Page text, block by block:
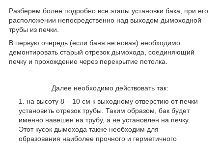
Разберем более подробно все этапы установки бака, при его
расположении непосредственно над выходом дымоходной
трубы из печки.
В первую очередь (если баня не новая) необходимо
демонтировать старый отрезок дымохода, соединяющий
печку и прохождение через перекрытие потолка.
Далее необходимо действовать так:
на высоту 8 – 10 см к выходному отверстию от печки
установить отрезок трубы. Таким образом, бак будет
именно навешен на трубу, а не установлен на печку.
Этот кусок дымохода также необходим для
образования наиболее прочного и герметичного